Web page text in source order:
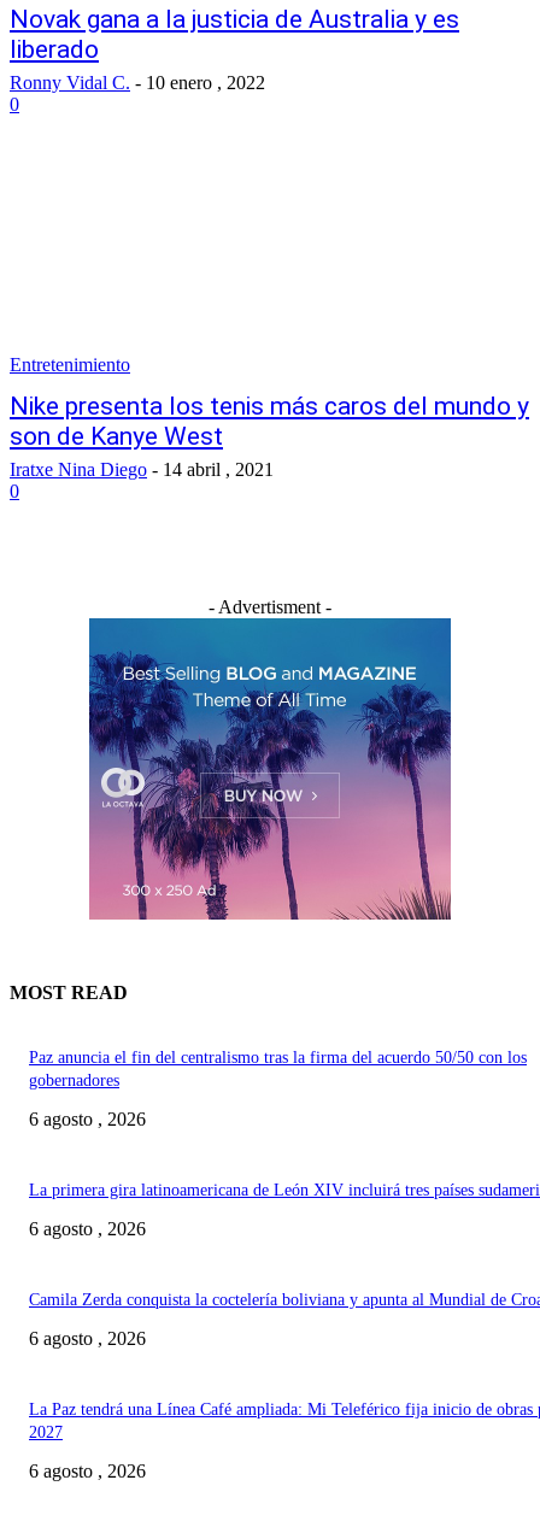
Novak gana a la justicia de Australia y es
liberado
Ronny Vidal C. - 10 enero , 2022
0
Entretenimiento
Nike presenta los tenis más caros del mundo y
son de Kanye West
Iratxe Nina Diego - 14 abril , 2021
0
- Advertisment -
MOST READ
Paz anuncia el fin del centralismo tras la firma del acuerdo 50/50 con los
gobernadores
6 agosto , 2026
La primera gira latinoamericana de León XIV incluirá tres países
6 agosto , 2026
Camila Zerda conquista la coctelería boliviana y apunta al Mundial de
6 agosto , 2026
La Paz tendrá una Línea Café ampliada: Mi Teleférico fija inicio de obras
2027
6 agosto , 2026